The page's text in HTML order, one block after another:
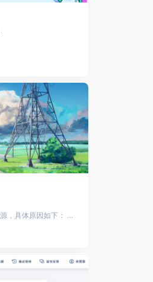
关于开源，云搜工具箱 我们计划将工具箱的全部功能开源，具体原因如下： 一、目前服务器配置为4G内存、4核CPU，部分功能依赖于实时爬取和调用第三方API。随着用户数量增加，服务器负载逐渐升高，导致有时会过载甚至宕机，需要频繁的重启服务器，影响了系统的稳定性。为了确保工具箱的持续可用， 对互联网共享精神的坚守 。 二、出于对互联网共享精神的尊重和对初...